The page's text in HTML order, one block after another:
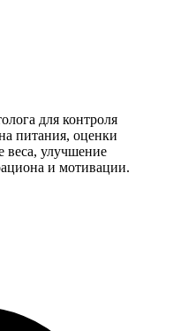
для контроля
питания, оценки
веса, улучшение
и мотивации.